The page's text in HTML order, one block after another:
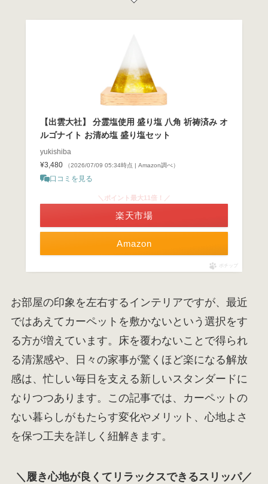
【出雲大社】 分霊塩使用 盛り塩 八角 祈祷済み オ
ルゴナイト お清め塩 盛り塩セット
yukishiba
¥3,480
（2026/07/09 05:34時点 | Amazon調べ）
口コミを見る
Amazon
＼ポイント最大11倍！／
楽天市場
ポチップ
お部屋の印象を左右するインテリアですが、最近
ではあえてカーペットを敷かないという選択をす
る方が増えています。床を覆わないことで得られ
る清潔感や、日々の家事が驚くほど楽になる解放
感は、忙しい毎日を支える新しいスタンダードに
なりつつあります。この記事では、カーペットの
ない暮らしがもたらす変化やメリット、心地よさ
を保つ工夫を詳しく紐解きます。
＼履き心地が良くてリラックスできるスリッパ／